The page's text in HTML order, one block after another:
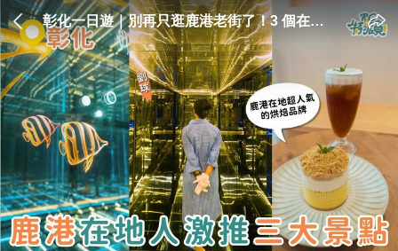
彰化一日遊｜別再只逛鹿港老街了！3 個在地
人激推的鹿港景點、鹿港美食